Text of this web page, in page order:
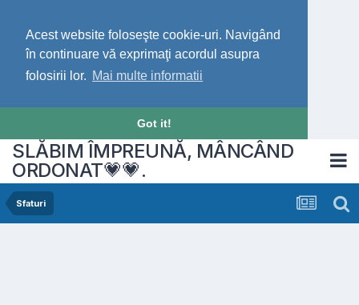
Acest website foloseşte cookie-uri. Navigând
în continuare vă exprimaţi acordul asupra
folosirii lor. Mai multe informatii
Got it!
SLĂBIM ÎMPREUNĂ, MÂNCÂND
ORDONAT💗💗.
Sfaturi